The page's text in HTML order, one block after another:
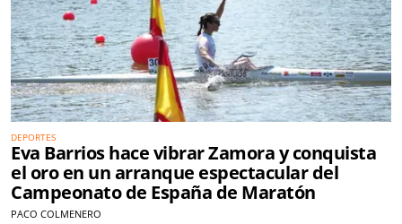
DEPORTES
Eva Barrios hace vibrar Zamora y conquista
el oro en un arranque espectacular del
Campeonato de España de Maratón
PACO COLMENERO